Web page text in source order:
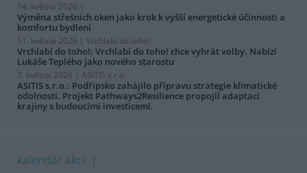
14. května 2026 |
Výměna střešních oken jako krok k vyšší energetické účinnosti a
komfortu bydlení
11. května 2026 | Vrchlabí do toho!
Vrchlabí do toho!: Vrchlabí do toho! chce vyhrát volby. Nabízí
Lukáše Teplého jako nového starostu
7. května 2026 | ASITIS s.r.o.
ASITIS s.r.o.: Podřipsko zahájilo přípravu strategie klimatické
odolnosti. Projekt Pathways2Resilience propojil adaptaci
krajiny s budoucími investicemi.
kalendář akcí